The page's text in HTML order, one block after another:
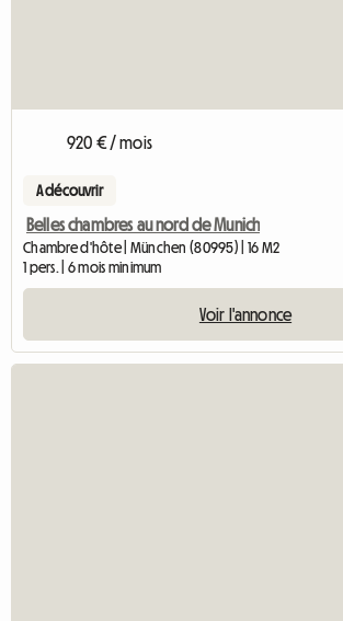
920 € / mois
A découvrir
Belles chambres au nord de Munich
Chambre d'hôte | München (80995) | 16 M2
1 pers. | 6 mois minimum
Voir l'annonce